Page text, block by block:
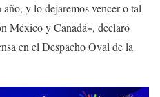
y lo dejaremos vencer o tal
México y Canadá», declaró
en el Despacho Oval de la